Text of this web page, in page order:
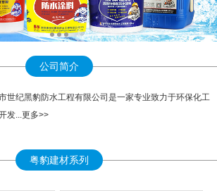
公司简介
纪黑豹防水工程有限公司是一家专业致力于环保化工
发...更多>>
粤豹建材系列